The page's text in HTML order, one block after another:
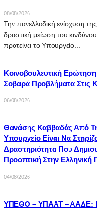
08/08/2026
Την πανελλαδική ενίσχυση
δραστική μείωση του
προτείνει το Υπουργείο...
Κοινοβουλευτική
Σοβαρά Προβλήματα Στις
06/08/2026
Θανάσης Καββαδάς Από
Υπουργείο Είναι Να
Δραστηριότητα Που
Προοπτική Στην Ελληνική
04/08/2026
ΥΠΕΘΟ – ΥΠΑΑΤ – ΑΑΔΕ: